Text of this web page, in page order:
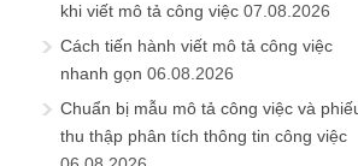
khi viết mô tả công việc 07.08.2026
Cách tiến hành viết mô tả công việc
nhanh gọn 06.08.2026
Chuẩn bị mẫu mô tả công việc và
thu thập phân tích thông tin công việc